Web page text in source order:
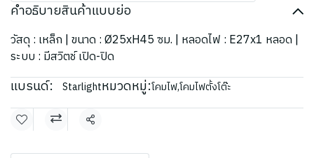
คำอธิบายสินค้าแบบย่อ
วัสดุ : เหล็ก | ขนาด : Ø25xH45 ซม. | หลอดไฟ : E27x1 หลอด |
ระบบ : มีสวิตช์ เปิด-ปิด
แบรนด์: Starlightหมวดหมู่:โคมไฟ,โคมไฟตั้งโต๊ะ
แชร์